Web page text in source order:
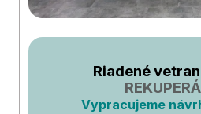
Riadené
Vypracujeme